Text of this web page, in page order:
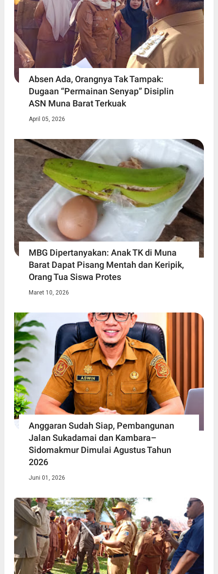
Absen Ada, Orangnya Tak Tampak:
Dugaan “Permainan Senyap” Disiplin
ASN Muna Barat Terkuak
April 05, 2026
MBG Dipertanyakan: Anak TK di Muna
Barat Dapat Pisang Mentah dan Keripik,
Orang Tua Siswa Protes
Maret 10, 2026
Anggaran Sudah Siap, Pembangunan
Jalan Sukadamai dan Kambara–
Sidomakmur Dimulai Agustus Tahun
2026
Juni 01, 2026